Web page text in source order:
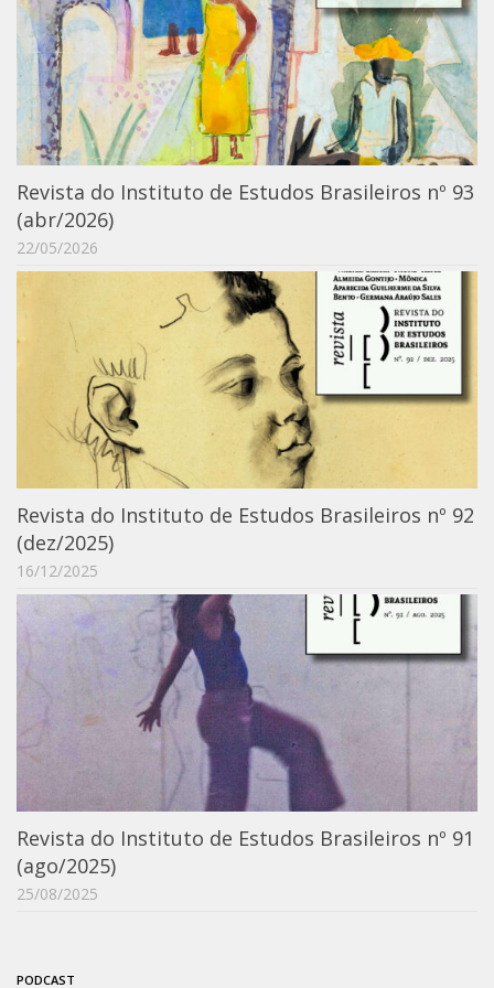
Catálogo on-line
Exposições Passadas
Aquisição de Acervo
Educativo
Exposições
Guia do IEB
Reprodução
Projeto Brasil-África
Projeto Brasil Ciência
Dicionários
Bluteau
Medicina
Portais
Portal de Literatura de Cordel
Plataforma Modernismo
Ver – Anita Malfatti
Novos Projetos
Manuel Correia de Andrade
Graduação
Sobre a Graduação
Disciplinas
Aluno Especial
Revista do Instituto de Estudos Brasileiros nº 93
(abr/2026)
22/05/2026
Revista do Instituto de Estudos Brasileiros nº 92
(dez/2025)
16/12/2025
Revista do Instituto de Estudos Brasileiros nº 91
(ago/2025)
25/08/2025
PODCAST